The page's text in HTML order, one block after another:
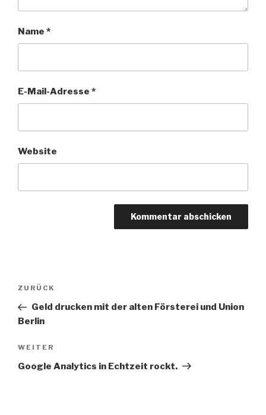
Name *
E-Mail-Adresse *
Website
Beitragsnavigation
Vorheriger
Beitrag
ZURÜCK
Geld drucken mit der alten Försterei und Union
Berlin
Nächster
Beitrag
WEITER
Google Analytics in Echtzeit rockt.